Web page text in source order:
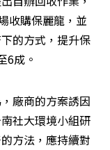
收購保麗龍，並
的方式，提升保
6成。
廠商的方案誘因
社大環境小組研
方法，應持續對